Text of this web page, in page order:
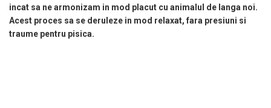
incat sa ne armonizam in mod placut cu animalul de langa noi.
Acest proces sa se deruleze in mod relaxat, fara presiuni si
traume pentru pisica.